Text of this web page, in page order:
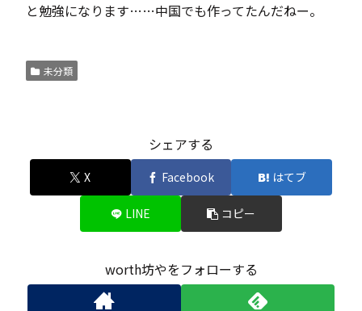
と勉強になります……中国でも作ってたんだねー。
未分類
シェアする
X Facebook はてブ
LINE コピー
worth坊やをフォローする